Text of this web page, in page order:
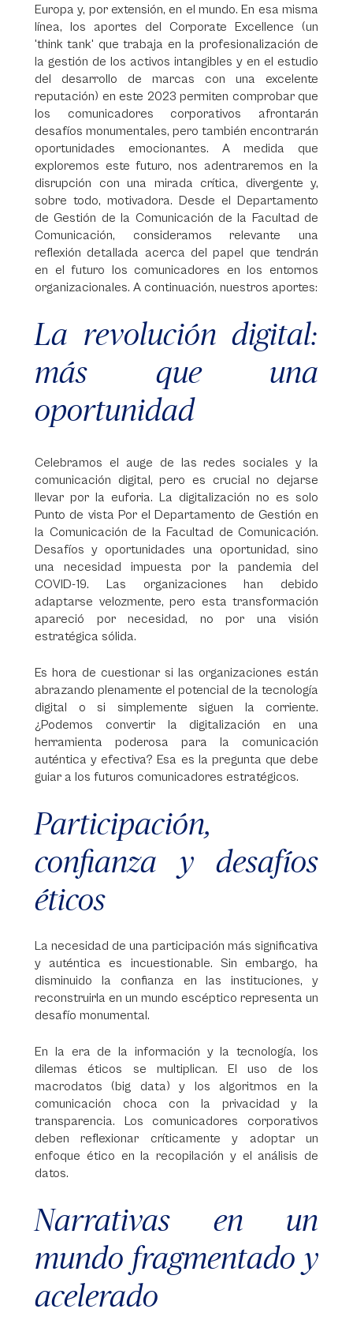
Europa y, por extensión, en el mundo. En esa misma
línea, los aportes del Corporate Excellence (un
'think tank' que trabaja en la profesionalización de
la gestión de los activos intangibles y en el estudio
del desarrollo de marcas con una excelente
reputación) en este 2023 permiten comprobar que
los comunicadores corporativos afrontarán
desafíos monumentales, pero también encontrarán
oportunidades emocionantes. A medida que
exploremos este futuro, nos adentraremos en la
disrupción con una mirada crítica, divergente y,
sobre todo, motivadora. Desde el Departamento
de Gestión de la Comunicación de la Facultad de
Comunicación, consideramos relevante una
reflexión detallada acerca del papel que tendrán
en el futuro los comunicadores en los entornos
organizacionales. A continuación, nuestros aportes:
La revolución digital:
más que una
oportunidad
Celebramos el auge de las redes sociales y la
comunicación digital, pero es crucial no dejarse
llevar por la euforia. La digitalización no es solo
Punto de vista Por el Departamento de Gestión en
la Comunicación de la Facultad de Comunicación.
Desafíos y oportunidades una oportunidad, sino
una necesidad impuesta por la pandemia del
COVID-19. Las organizaciones han debido
adaptarse velozmente, pero esta transformación
apareció por necesidad, no por una visión
estratégica sólida.
Es hora de cuestionar si las organizaciones están
abrazando plenamente el potencial de la tecnología
digital o si simplemente siguen la corriente.
¿Podemos convertir la digitalización en una
herramienta poderosa para la comunicación
auténtica y efectiva? Esa es la pregunta que debe
guiar a los futuros comunicadores estratégicos.
Participación,
confianza y desafíos
éticos
La necesidad de una participación más significativa
y auténtica es incuestionable. Sin embargo, ha
disminuido la confianza en las instituciones, y
reconstruirla en un mundo escéptico representa un
desafío monumental.
En la era de la información y la tecnología, los
dilemas éticos se multiplican. El uso de los
macrodatos (big data) y los algoritmos en la
comunicación choca con la privacidad y la
transparencia. Los comunicadores corporativos
deben reflexionar críticamente y adoptar un
enfoque ético en la recopilación y el análisis de
datos.
Narrativas en un
mundo fragmentado y
acelerado